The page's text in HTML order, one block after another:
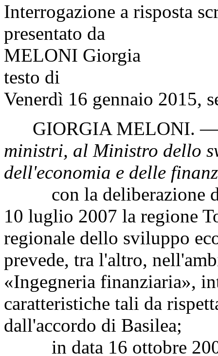
Interrogazione a risposta
presentato da
MELONI Giorgia
testo di
Venerdì 16 gennaio 2015,
GIORGIA MELONI.
ministri, al Ministro dello
dell'economia e delle
con la deliberazione
10 luglio 2007 la regione
regionale dello sviluppo
prevede, tra l'altro,
«Ingegneria finanziaria»,
caratteristiche tali da
dall'accordo di Basilea;
in data 16 ottobre